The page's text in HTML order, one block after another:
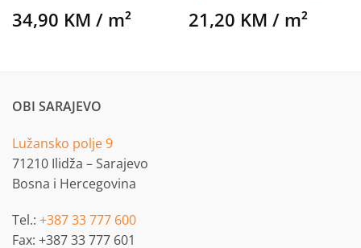
34,90 KM / m² 21,20 KM / m²
OBI SARAJEVO
Lužansko polje 9
71210 Ilidža – Sarajevo
Bosna i Hercegovina
Tel.: +387 33 777 600
Fax: +387 33 777 601